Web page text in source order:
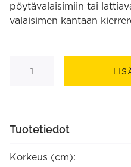
pöytävalaisimiin tai
valaisimen kantaan
pellavavarjostin
Tuotetiedot
Korkeus (cm):